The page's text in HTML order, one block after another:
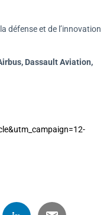
défense et de l’innovation
Dassault Aviation,